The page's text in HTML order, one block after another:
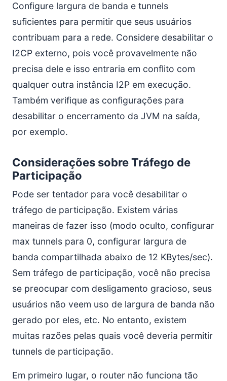
Configure largura de banda e tunnels
suficientes para permitir que seus usuários
contribuam para a rede. Considere desabilitar o
I2CP externo, pois você provavelmente não
precisa dele e isso entraria em conflito com
qualquer outra instância I2P em execução.
Também verifique as configurações para
desabilitar o encerramento da JVM na saída,
por exemplo.
Considerações sobre Tráfego de
Participação
Pode ser tentador para você desabilitar o
tráfego de participação. Existem várias
maneiras de fazer isso (modo oculto, configurar
max tunnels para 0, configurar largura de
banda compartilhada abaixo de 12 KBytes/sec).
Sem tráfego de participação, você não precisa
se preocupar com desligamento gracioso, seus
usuários não veem uso de largura de banda não
gerado por eles, etc. No entanto, existem
muitas razões pelas quais você deveria permitir
tunnels de participação.
Em primeiro lugar, o router não funciona tão